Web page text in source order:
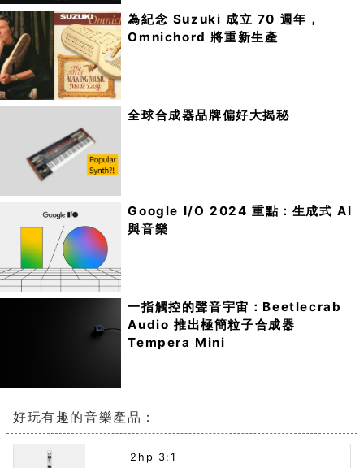
為紀念 Suzuki 成立 70 週年，
Omnichord 將重新生產
全球合成器品牌偏好大揭秘
Google I/O 2024 重點：生成式 AI
與音樂
一指觸控的聲音宇宙：Beetlecrab
Audio 推出極簡粒子合成器
Tempera Mini
好玩有趣的音樂產品：
2hp 3:1